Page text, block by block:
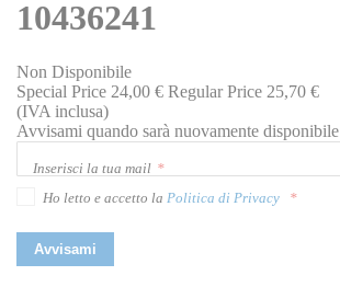
10436241
Non Disponibile
Special Price 24,00 € Regular Price 25,70 €
(IVA inclusa)
Avvisami quando sarà nuovamente disponibile
Inserisci la tua mail
Ho letto e accetto la Politica di Privacy
Avvisami